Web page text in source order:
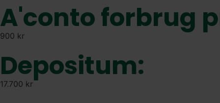
A'conto forbrug
900 kr
Depositum:
17.700 kr